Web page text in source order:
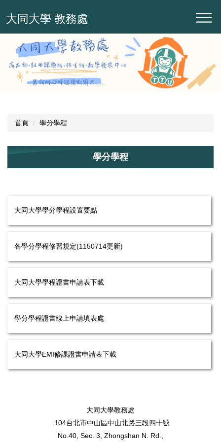
到
區
大同大學 教務處
首頁 學分學程
學分學程
大同大學學分學程設置要點
各學分學程修習規定(1150714更新)
大同大學學程證書申請表下載
學分學程證書線上申請填表處
大同大學EMI修課證書申請表下載
大同大學教務處
104台北市中山區中山北路三段四十號
No.40, Sec. 3, Zhongshan N. Rd.,